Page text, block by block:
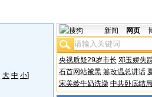
大 中 小]
新闻 网页
央视质疑29岁市长 邓玉娇失
石首网站被黑 篡改温总讲话
宋美龄牛奶洗澡 中共卧底结局